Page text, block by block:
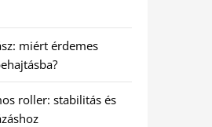
miért érdemes
roller: stabilitás és